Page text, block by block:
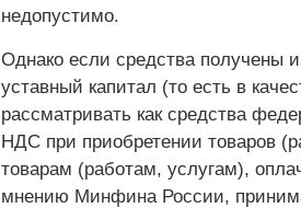
недопустимо.
Однако если средства получены
уставный капитал (то есть в
рассматривать как средства
НДС при приобретении товаров
товарам (работам, услугам),
мнению Минфина России,